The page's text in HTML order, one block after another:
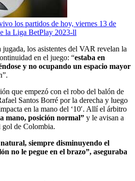
los partidos de hoy, viernes 13 de
la Liga BetPlay 2023-ll
los asistentes del VAR revelan la
en el juego: “estaba en
y no ocupando un espacio mayor
que empezó con el robo del balón de
Santos Borré por la derecha y luego
en la mano del ‘10′. Allí el árbitro
mano, posición normal” y le avisan a
gol de Colombia.
siempre disminuyendo el
no le pegue en el brazo”, aseguraba